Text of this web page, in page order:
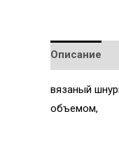
Описание
вязаный
объемом,